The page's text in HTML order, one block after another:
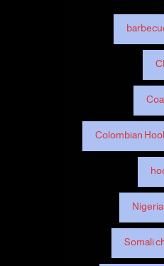
Colombian
Somali